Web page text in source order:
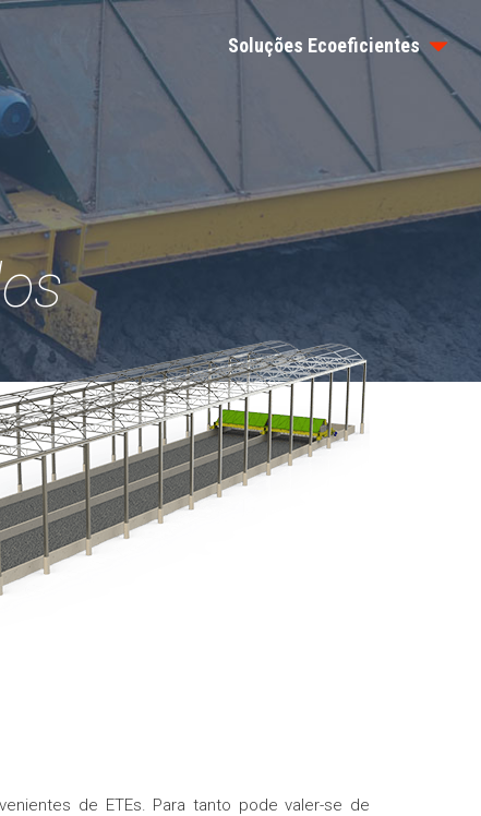
Soluções Ecoeficientes
de ETEs. Para tanto pode valer-se de